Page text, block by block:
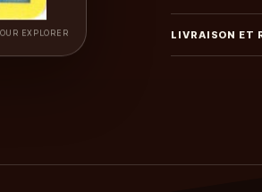
EXPLORER LIVRAISON ET